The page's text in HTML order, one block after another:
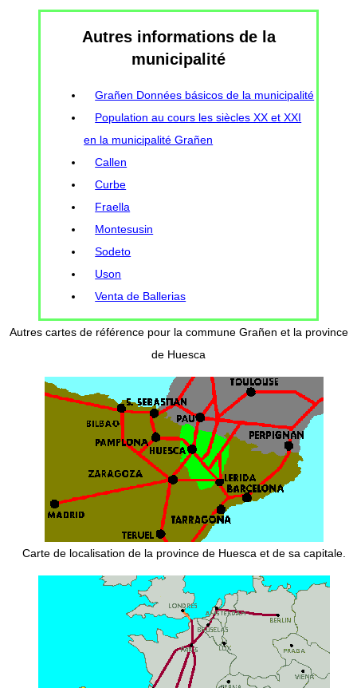
Autres informations de la
municipalité
Grañen Données básicos de la municipalité
Population au cours les siècles XX et XXI
en la municipalité Grañen
Callen
Curbe
Fraella
Montesusin
Sodeto
Uson
Venta de Ballerias
Autres cartes de référence pour la commune Grañen et la province
de Huesca
Carte de localisation de la province de Huesca et de sa capitale.